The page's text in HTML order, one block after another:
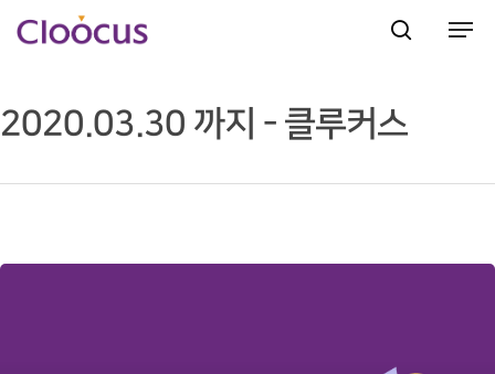
Hit enter to search or ESC to close
2020.03.30 까지 - 클루커스